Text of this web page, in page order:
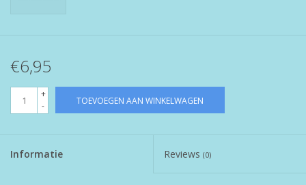
€6,95
+
-
TOEVOEGEN AAN WINKELWAGEN
Informatie Reviews (0)